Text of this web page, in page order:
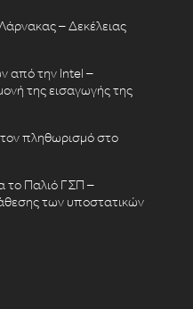
– Δεκέλειας
από την Intel –
της εισαγωγής της
πληθωρισμό στο
το Παλιό ΓΣΠ –
των υποστατικών